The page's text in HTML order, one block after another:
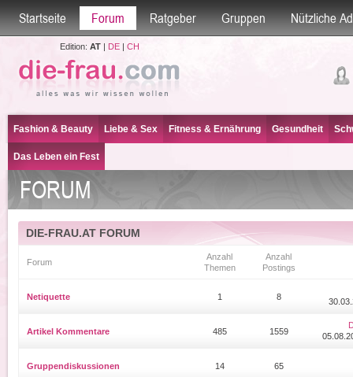
Startseite Forum Ratgeber Gruppen Nützliche
Edition: AT| DE| CH
Fashion & Beauty Liebe & Sex Fitness & Ernährung Gesundheit
Das Leben ein Fest
FORUM
DIE-FRAU.AT FORUM
Forum
Anzahl
Themen
Anzahl
Postings
Netiquette 1 8
Artikel Kommentare 485 1559
Gruppendiskussionen 14 65